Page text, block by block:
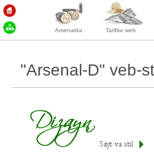
Arsenalda Tariflar web
"Arsenal-D" veb-